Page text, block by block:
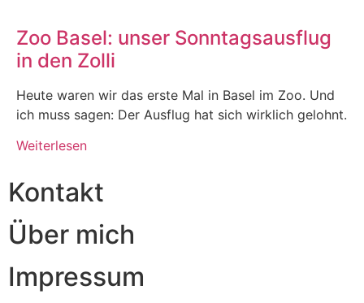
Zoo Basel: unser Sonntagsausflug
in den Zolli
Heute waren wir das erste Mal in Basel im Zoo. Und
ich muss sagen: Der Ausflug hat sich wirklich gelohnt.
Weiterlesen
Kontakt
Über mich
Impressum